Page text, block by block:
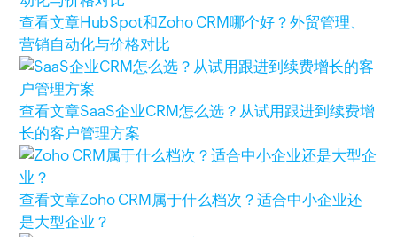
查看文章HubSpot和Zoho CRM哪个好？外贸管理、
营销自动化与价格对比
查看文章SaaS企业CRM怎么选？从试用跟进到续费增
长的客户管理方案
查看文章Zoho CRM属于什么档次？适合中小企业还
是大型企业？